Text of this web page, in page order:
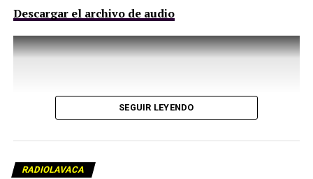
Descargar el archivo de audio
SEGUIR LEYENDO
RADIOLAVACA